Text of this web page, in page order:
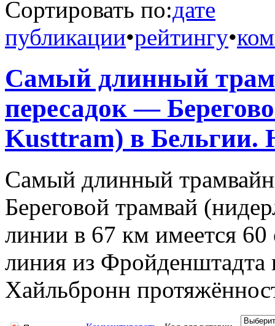
Сортировать по:дате
публикации•рейтингу•
Самый длинный
пересадок —
Kusttram) в Бельгии.
Самый длинный
Береговой трамвай
линии в 67 км имеется 60
линия из Фройденштадта
Хайльбронн